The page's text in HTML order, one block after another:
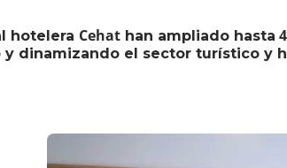
hotelera Cehat han ampliado hasta
dinamizando el sector turístico y